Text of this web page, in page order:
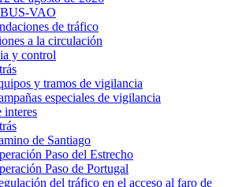
VAO
de tráfico
a la circulación
y control
y tramos de vigilancia
especiales de vigilancia
interes
de Santiago
Paso del Estrecho
Paso de Portugal
del tráfico en el acceso al faro de